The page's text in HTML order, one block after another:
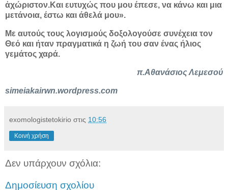
ἀχώριστον.Και ευτυχώς που μου έπεσε, να κάνω και μια
μετάνοια, έστω και άθελά μου».
Με αυτούς τους λογισμούς δοξολογούσε συνέχεια τον
Θεό και ήταν πραγματικά η ζωή του σαν ένας ήλιος
γεμάτος χαρά.
π.Αθανάσιος Λεμεσού
simeiakairwn.wordpress.com
exomologistetokirio στις 10:56
Κοινή χρήση
Δεν υπάρχουν σχόλια:
Δημοσίευση σχολίου